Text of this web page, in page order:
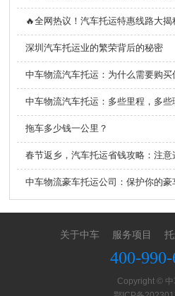
🔥全网热议！汽车托运特惠线路大揭
深圳汽车托运业的繁荣背后的秘密
中车物流汽车托运：为什么需要购买
中车物流汽车托运：多些里程，多些
拖车多少钱一公里？
春节返乡，汽车托运省钱攻略：注意
中车物流豪车托运公司：保护你的豪
关于中车 服务项目
400-
Copyright © 中